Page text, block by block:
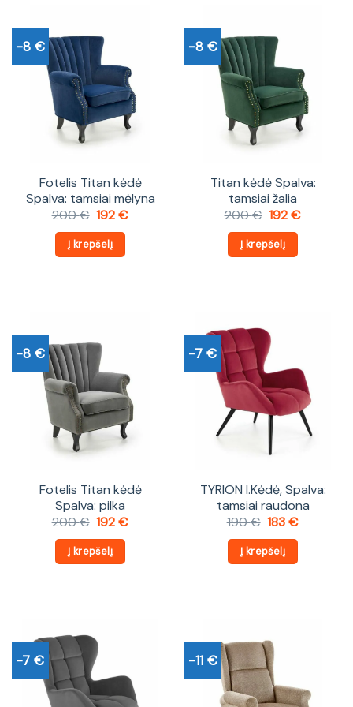
-8 €
Fotelis Titan kėdė
Spalva: tamsiai mėlyna
200€ Original
was:
200 €.
192€Current
Į krepšelį
-8 €
Titan kėdė Spalva:
tamsiai žalia
200€ Original
was:
200 €.
192€Current
Į krepšelį
-8 €
Fotelis Titan kėdė
Spalva: pilka
200€ Original
was:
200 €.
192€Current
Į krepšelį
-7 €
TYRION l.Kėdė, Spalva:
tamsiai raudona
190€ Original
was:
190 €.
183€Current
Į krepšelį
-7 € -11 €